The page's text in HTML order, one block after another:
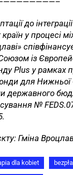
до
у процесі
із
Plus у рамках
для Нижньої
державного
№
Гміна
dla kobiet